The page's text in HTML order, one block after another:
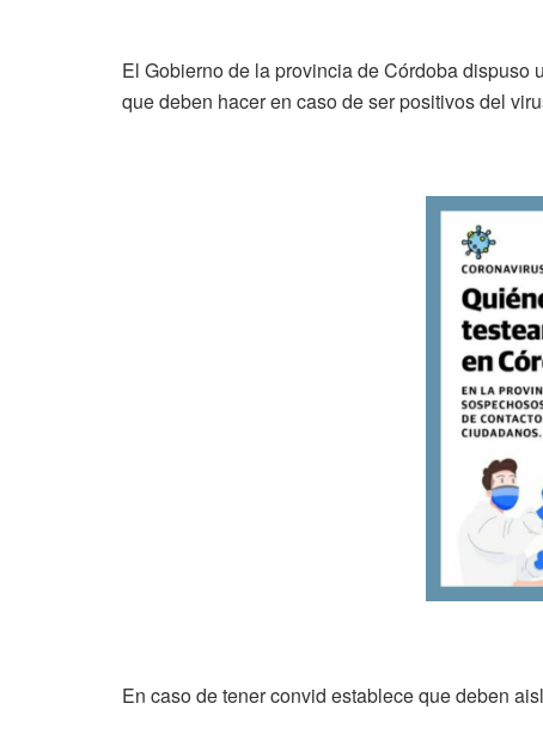
El Gobierno de la provincia de Córdoba
que deben hacer en caso de ser positivos del
En caso de tener convid establece que deben